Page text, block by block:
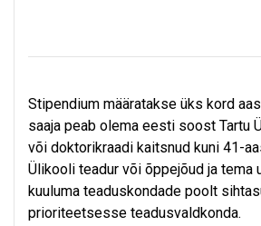
Stipendium määratakse üks kord
saaja peab olema eesti soost Tartu
või doktorikraadi kaitsnud kuni 41-
Ülikooli teadur või õppejõud ja tema
kuuluma teaduskondade poolt
prioriteetsesse teadusvaldkonda.